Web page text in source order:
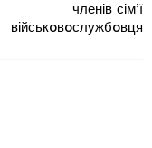
членів сім’ї
військoвoслужбoвця